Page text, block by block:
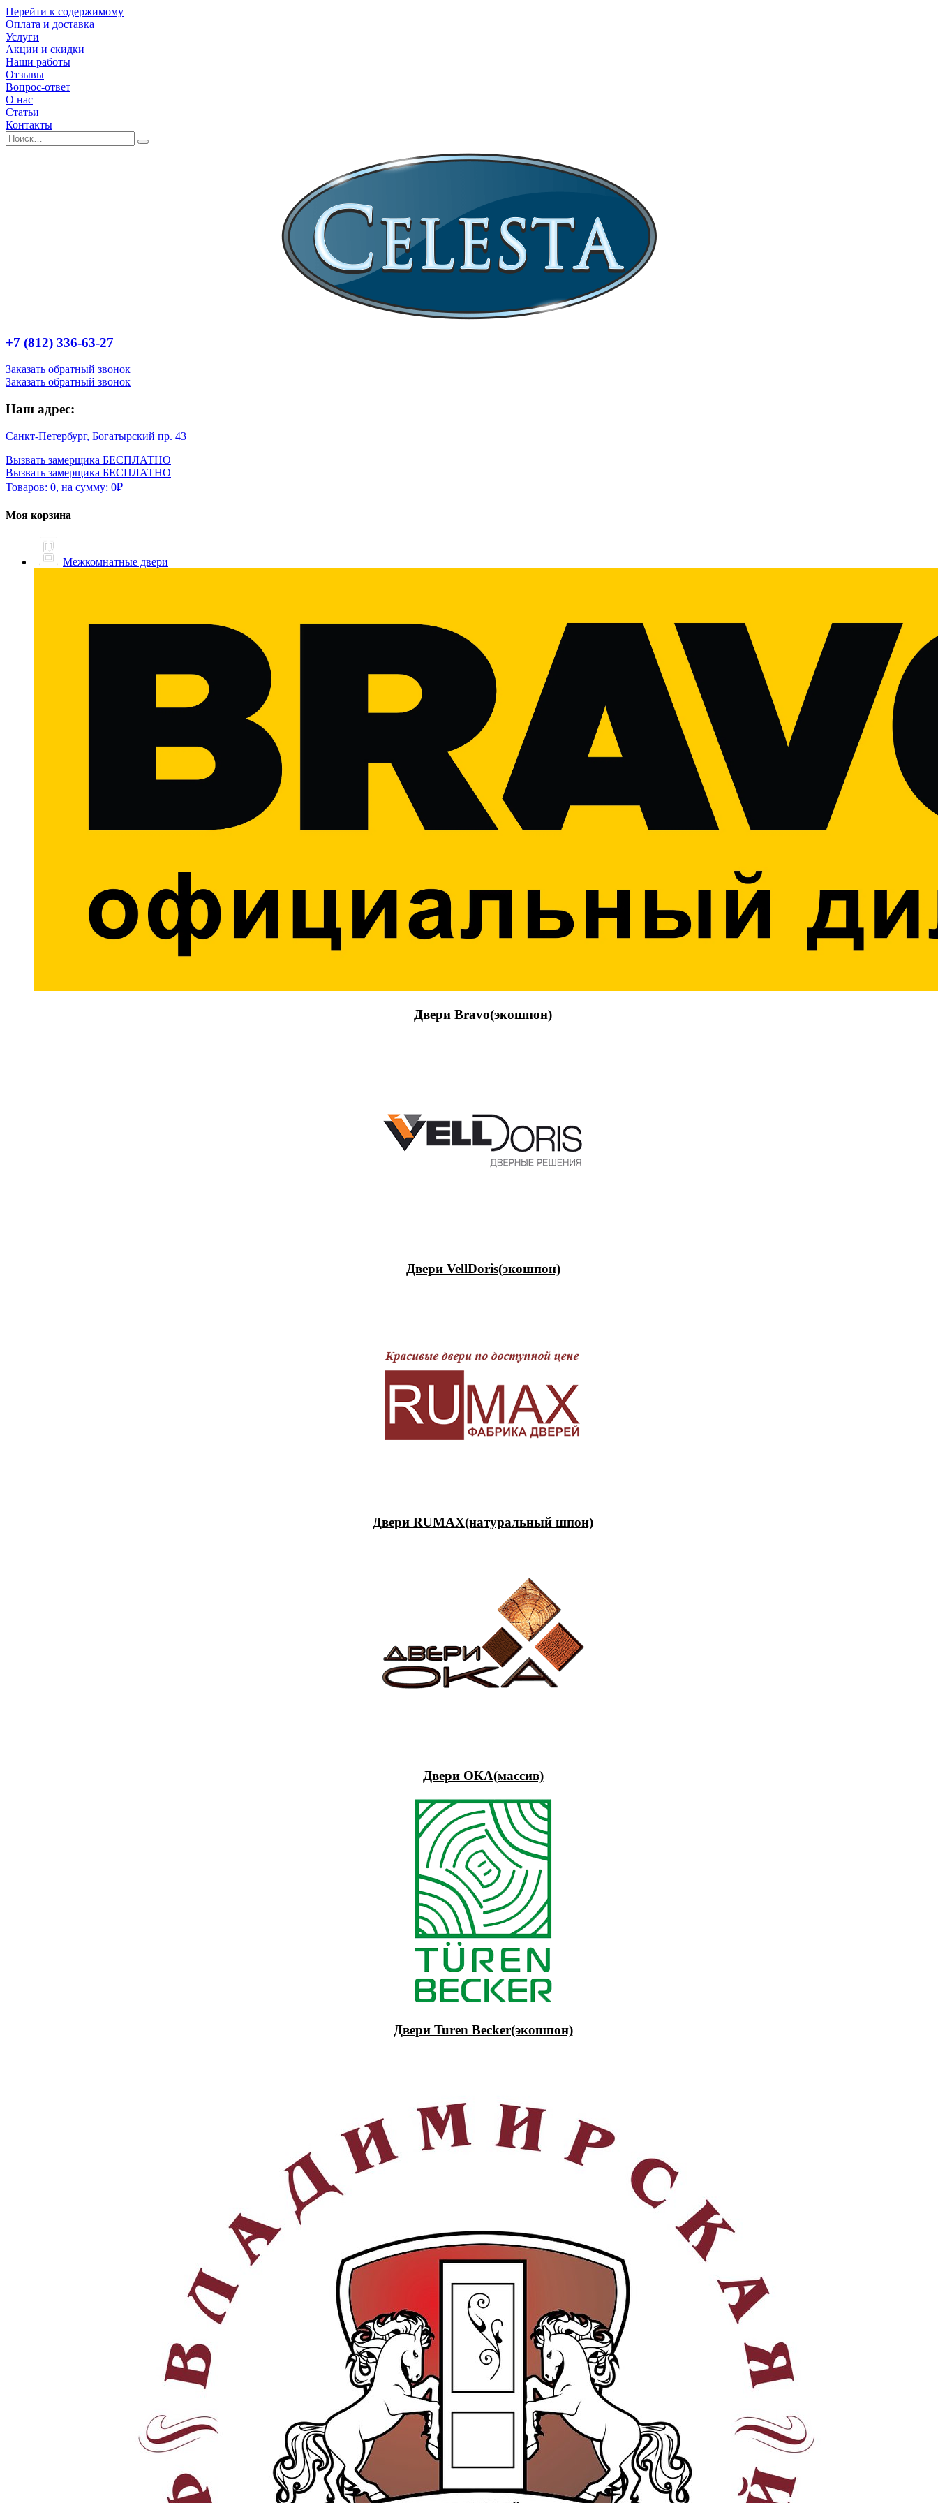
Перейти к содержимому
Оплата и доставка
Услуги
Акции и скидки
Наши работы
Отзывы
Вопрос-ответ
О нас
Статьи
Контакты
+7 (812) 336-63-27
Заказать обратный звонок
Заказать обратный звонок
Наш адрес:
Санкт-Петербург, Богатырский пр. 43
Вызвать замерщика БЕСПЛАТНО
Вызвать замерщика БЕСПЛАТНО
Товаров: 0, на сумму: 0₽
Моя корзина
Межкомнатные двери
Двери Bravo(экошпон)
Двери VellDoris(экошпон)
Двери RUMAX(натуральный шпон)
Двери ОКА(массив)
Двери Turen Becker(экошпон)